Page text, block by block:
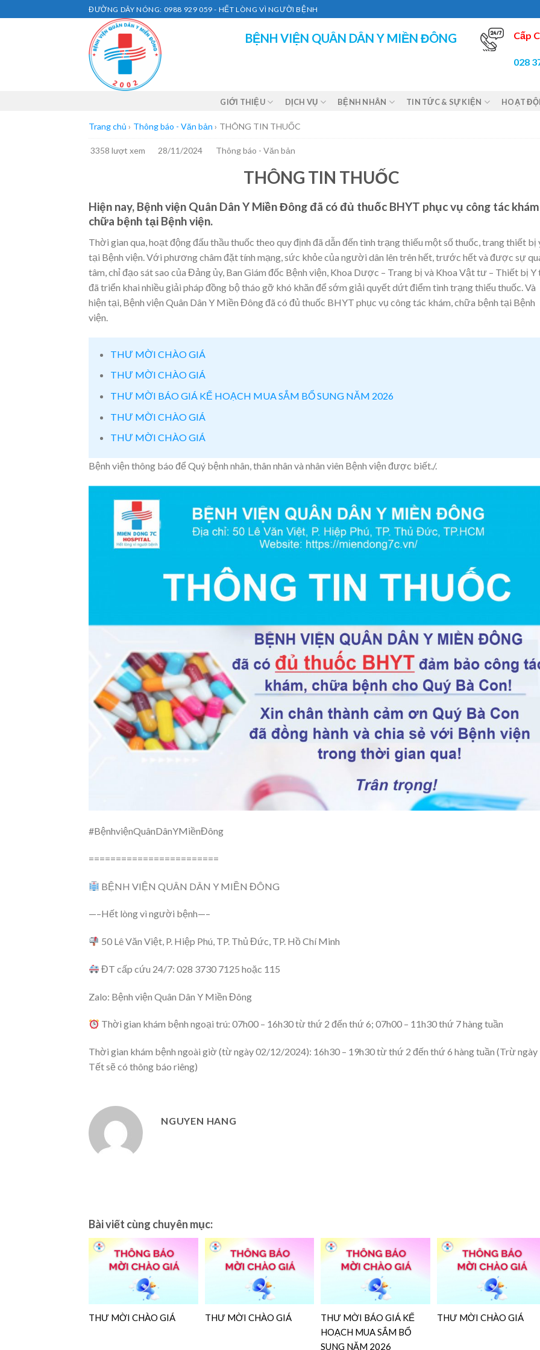
to
ĐƯỜNG DÂY NÓNG: 0988 929 059 - HẾT LÒNG VÌ NGƯỜI BỆNH
BỆNH VIỆN QUÂN DÂN Y MIỀN ĐÔNG Cấp
028
GIỚI THIỆU DỊCH VỤ BỆNH NHÂN TIN TỨC & SỰ KIỆN HOẠT
Trang chủ › Thông báo - Văn bản › THÔNG TIN THUỐC
3358 lượt xem 28/11/2024 Thông báo - Văn bản
THÔNG TIN THUỐC
Hiện nay, Bệnh viện Quân Dân Y Miền Đông đã có đủ thuốc BHYT phục vụ công tác
chữa bệnh tại Bệnh viện.
Thời gian qua, hoạt động đấu thầu thuốc theo quy định đã dẫn đến tình trạng thiếu một số thuốc, trang thiết bị
tại Bệnh viện. Với phương châm đặt tính mạng, sức khỏe của người dân lên trên hết, trước hết và được sự
tâm, chỉ đạo sát sao của Đảng ủy, Ban Giám đốc Bệnh viện, Khoa Dược – Trang bị và Khoa Vật tư – Thiết bị Y
đã triển khai nhiều giải pháp đồng bộ tháo gỡ khó khăn để sớm giải quyết dứt điểm tình trạng thiếu thuốc. Và
hiện tại, Bệnh viện Quân Dân Y Miền Đông đã có đủ thuốc BHYT phục vụ công tác khám, chữa bệnh tại Bệnh
viện.
THƯ MỜI CHÀO GIÁ
THƯ MỜI CHÀO GIÁ
THƯ MỜI BÁO GIÁ KẾ HOẠCH MUA SẮM BỔ SUNG NĂM 2026
THƯ MỜI CHÀO GIÁ
THƯ MỜI CHÀO GIÁ
Bệnh viện thông báo để Quý bệnh nhân, thân nhân và nhân viên Bệnh viện được biết./.
#BệnhviệnQuânDânYMiềnĐông
========================
BỆNH VIỆN QUÂN DÂN Y MIỀN ĐÔNG
—–Hết lòng vì người bệnh—–
50 Lê Văn Việt, P. Hiệp Phú, TP. Thủ Đức, TP. Hồ Chí Minh
ĐT cấp cứu 24/7: 028 3730 7125 hoặc 115
Zalo: Bệnh viện Quân Dân Y Miền Đông
Thời gian khám bệnh ngoại trú: 07h00 – 16h30 từ thứ 2 đến thứ 6; 07h00 – 11h30 thứ 7 hàng tuần
Thời gian khám bệnh ngoài giờ (từ ngày 02/12/2024): 16h30 – 19h30 từ thứ 2 đến thứ 6 hàng tuần (Trừ ngày
Tết sẽ có thông báo riêng)
NGUYEN HANG
Bài viết cùng chuyên mục:
THƯ MỜI CHÀO GIÁ THƯ MỜI CHÀO GIÁ
THƯ MỜI BÁO GIÁ KẾ
HOẠCH MUA SẮM BỔ
SUNG NĂM 2026
THƯ MỜI CHÀO GIÁ